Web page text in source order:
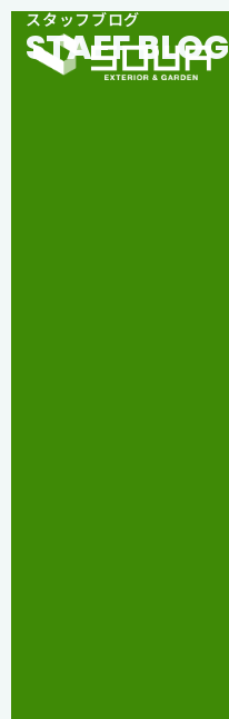
スタッフブログ
STAFF BLOG